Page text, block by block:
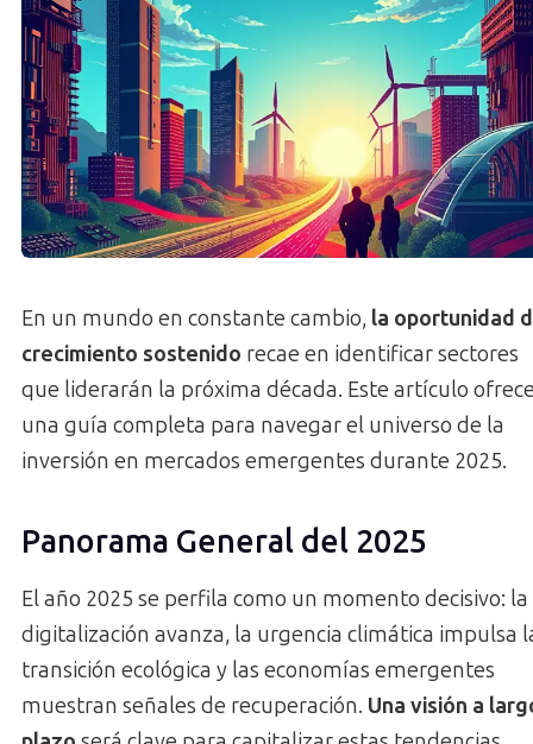
En un mundo en constante cambio, la oportunidad
crecimiento sostenido recae en identificar sectores
que liderarán la próxima década. Este artículo
una guía completa para navegar el universo de la
inversión en mercados emergentes durante 2025.
Panorama General del 2025
El año 2025 se perfila como un momento decisivo: la
digitalización avanza, la urgencia climática impulsa
transición ecológica y las economías emergentes
muestran señales de recuperación. Una visión a